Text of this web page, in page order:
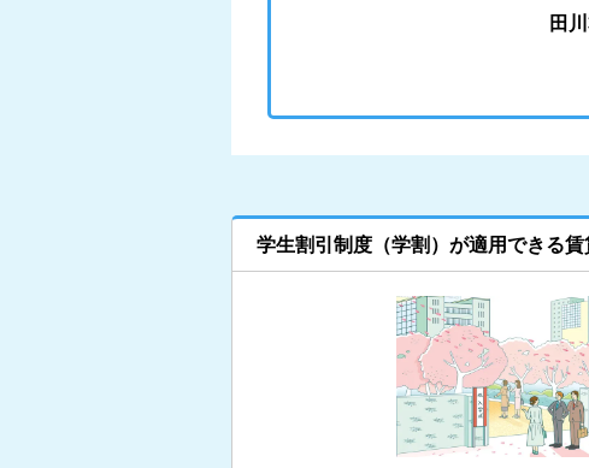
田
学生割引制度（学割）が適用できる